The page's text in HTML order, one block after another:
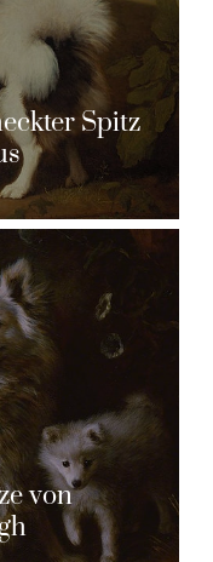
Spitz
von